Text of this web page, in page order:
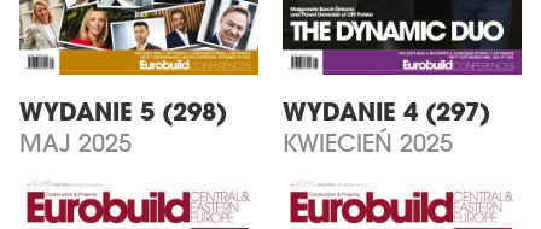
WYDANIE 5 (298)
MAJ 2025
WYDANIE 4 (297)
KWIECIEŃ 2025